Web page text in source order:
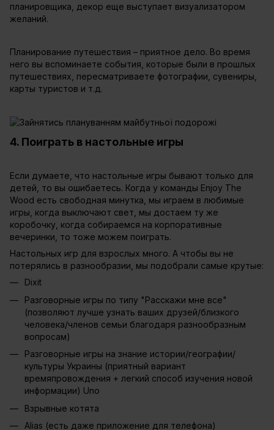
планировщика, декор еще выступает визуализатором
желаний.
Планирование путешествия – приятное дело. Во время
него вы вспоминаете события, которые были в прошлых
путешествиях, пересматриваете фотографии, сувениры,
карты туристов и т.д.
4. Поиграть в настольные игры
Если думаете, что настольные игры бывают только для
детей, то вы ошибаетесь. Когда у команды Enjoy The
Wood есть свободная минутка, мы играем в любимые
игры, когда выключают свет, мы достаем ту же
коробочку, когда собираемся на корпоративные
вечеринки, то тоже можем поиграть.
Настольных игр для взрослых много. А чтобы вы не
потерялись в разнообразии, мы подобрали самые крутые:
Dixit
Разговорные игры по типу "Расскажи мне все"
(позволяют лучше узнать ваших друзей/близкого
человека/членов семьи благодаря разнообразным
вопросам)
Разговорные игры на знание истории/географии/
культуры Украины (приятный вариант
времяпровождения + легкий способ изучения новой
информации) Uno
Взрывные котята
Alias ​​(есть даже приложение для телефона)